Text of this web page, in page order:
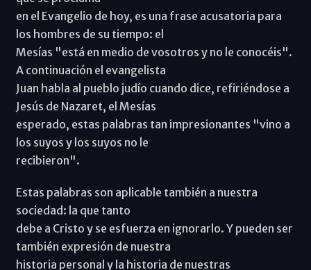
en el Evangelio de hoy, es una frase acusatoria para
los hombres de su tiempo: el
Mesías "está en medio de vosotros y no le conocéis".
A continuación el evangelista
Juan habla al pueblo judío cuando dice, refiriéndose a
Jesús de Nazaret, el Mesías
esperado, estas palabras tan impresionantes "vino a
los suyos y los suyos no le
recibieron".
Estas palabras son aplicable también a nuestra
sociedad: la que tanto
debe a Cristo y se esfuerza en ignorarlo. Y pueden ser
también expresión de nuestra
historia personal y la historia de nuestras